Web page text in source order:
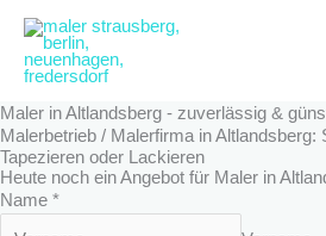
Inhalt
springen
Maler in Altlandsberg - zuverlässig &
Malerbetrieb / Malerfirma in Altlandsberg:
Tapezieren oder Lackieren
Heute noch ein Angebot für Maler in
Name *